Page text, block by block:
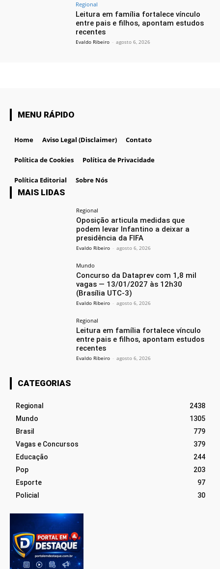
Regional
Leitura em família fortalece vínculo
entre pais e filhos, apontam estudos
recentes
Evaldo Ribeiro - agosto 6, 2026
MENU RÁPIDO
Home Aviso Legal (Disclaimer) Contato
Política de Cookies Política de Privacidade
Política Editorial Sobre Nós
MAIS LIDAS
Regional
Oposição articula medidas que
podem levar Infantino a deixar a
presidência da FIFA
Evaldo Ribeiro - agosto 6, 2026
Mundo
Concurso da Dataprev com 1,8 mil
vagas — 13/01/2027 às 12h30
(Brasília UTC-3)
Evaldo Ribeiro - agosto 6, 2026
Regional
Leitura em família fortalece vínculo
entre pais e filhos, apontam estudos
recentes
Evaldo Ribeiro - agosto 6, 2026
CATEGORIAS
Regional
2438
Mundo
1305
Brasil
779
Vagas e Concursos
379
Educação
244
Pop
203
Esporte
97
Policial
30